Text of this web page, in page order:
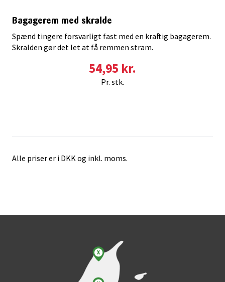
Bagagerem med skralde
Spænd tingere forsvarligt fast med en kraftig bagagerem.
Skralden gør det let at få remmen stram.
54,95 kr.
Pr. stk.
Alle priser er i DKK og inkl. moms.